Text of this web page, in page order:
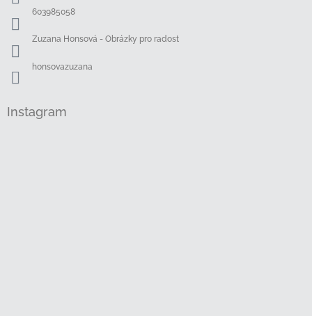
603985058
Zuzana Honsová - Obrázky pro radost
honsovazuzana
Instagram